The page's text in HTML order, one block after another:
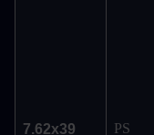
7.62x39 PS